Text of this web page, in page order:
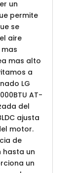
un
permite
se
aire
mas alto
a
LG
AT-
del
ajusta
motor.
de
hasta un
un